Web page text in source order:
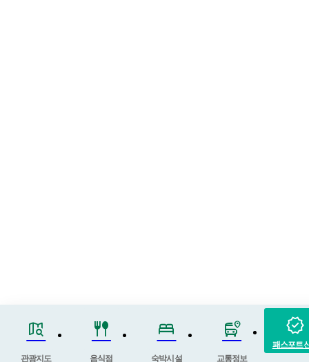
map_search
관광지도
fork_spoon
음식점
bed
숙박시설
bus_map_pin
교통정보
verified
패스포트